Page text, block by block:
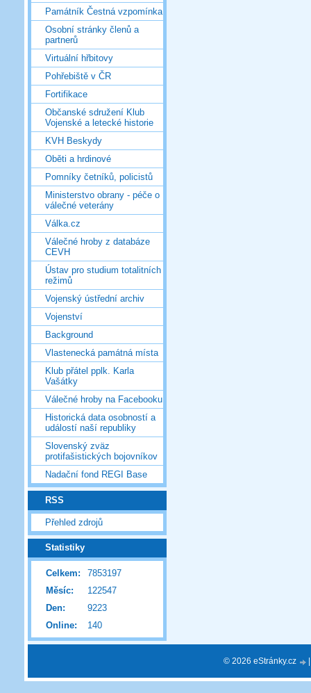
Památník Čestná vzpomínka
Osobní stránky členů a
partnerů
Virtuální hřbitovy
Pohřebiště v ČR
Fortifikace
Občanské sdružení Klub
Vojenské a letecké historie
KVH Beskydy
Oběti a hrdinové
Pomníky četníků, policistů
Ministerstvo obrany - péče o
válečné veterány
Válka.cz
Válečné hroby z databáze
CEVH
Ústav pro studium totalitních
režimů
Vojenský ústřední archiv
Vojenství
Background
Vlastenecká památná místa
Klub přátel pplk. Karla
Vašátky
Válečné hroby na Facebooku
Historická data osobností a
událostí naší republiky
Slovenský zväz
protifašistických bojovníkov
Nadační fond REGI Base
RSS
Přehled zdrojů
Statistiky
Online: 140
Celkem:
7853197
Měsíc:
122547
Den:
9223
© 2026 eStránky.cz